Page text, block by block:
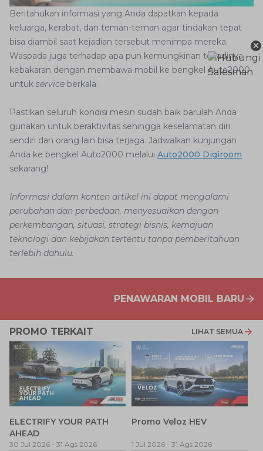
Beritahukan informasi yang Anda dapatkan kepada
keluarga, kerabat, dan teman-teman agar tindakan tepat
bisa diambil saat kejadian tersebut menimpa mereka.
Waspada juga terhadap apa pun kemungkinan terjadinya
kebakaran dengan membawa mobil ke bengkel Auto2000
untuk service berkala.
Pastikan seluruh kondisi mesin sudah baik barulah Anda
gunakan untuk beraktivitas sehingga keselamatan diri
sendiri dan orang lain bisa terjaga. Jadwalkan kunjungan
Anda ke bengkel Auto2000 melalui Auto2000 Digiroom
sekarang!
Informasi dalam konten artikel ini dapat mengalami
perubahan dan perbedaan, menyesuaikan dengan
perkembangan, situasi, strategi bisnis, kemajuan
teknologi dan kebijakan tertentu tanpa pemberitahuan
terlebih dahulu.
PENAWARAN MOBIL BARU
PROMO TERKAIT LIHAT SEMUA
ELECTRIFY YOUR PATH
AHEAD
30 Jul 2026 - 31 Ags 2026
Promo Veloz HEV
1 Jul 2026 - 31 Ags 2026
×